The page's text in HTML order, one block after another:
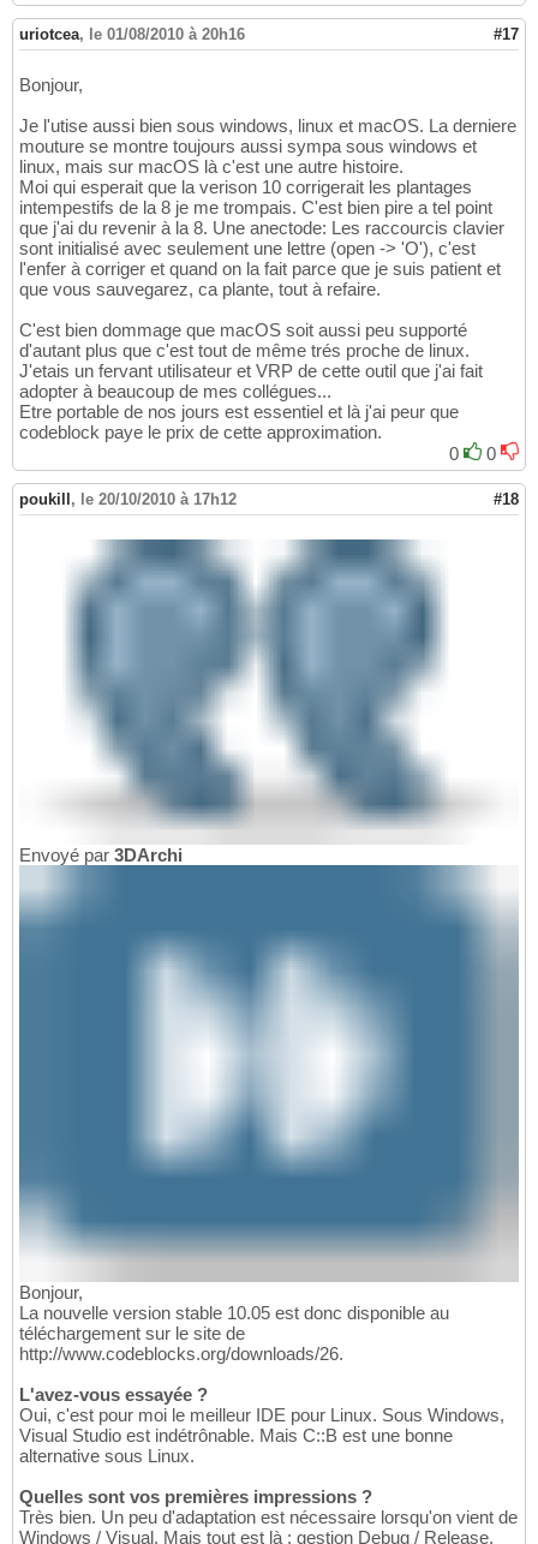
uriotcea, le 01/08/2010 à 20h16 #17
Bonjour,
Je l'utise aussi bien sous windows, linux et macOS. La derniere
mouture se montre toujours aussi sympa sous windows et
linux, mais sur macOS là c'est une autre histoire.
Moi qui esperait que la verison 10 corrigerait les plantages
intempestifs de la 8 je me trompais. C'est bien pire a tel point
que j'ai du revenir à la 8. Une anectode: Les raccourcis clavier
sont initialisé avec seulement une lettre (open -> 'O'), c'est
l'enfer à corriger et quand on la fait parce que je suis patient et
que vous sauvegarez, ca plante, tout à refaire.
C'est bien dommage que macOS soit aussi peu supporté
d'autant plus que c'est tout de même trés proche de linux.
J'etais un fervant utilisateur et VRP de cette outil que j'ai fait
adopter à beaucoup de mes collégues...
Etre portable de nos jours est essentiel et là j'ai peur que
codeblock paye le prix de cette approximation.
0
0
poukill , le 20/10/2010 à 17h12 #18
Envoyé par 3DArchi
Bonjour,
La nouvelle version stable 10.05 est donc disponible au
téléchargement sur le site de
http://www.codeblocks.org/downloads/26.
L'avez-vous essayée ?
Oui, c'est pour moi le meilleur IDE pour Linux. Sous Windows,
Visual Studio est indétrônable. Mais C::B est une bonne
alternative sous Linux.
Quelles sont vos premières impressions ?
Très bien. Un peu d'adaptation est nécessaire lorsqu'on vient de
Windows / Visual. Mais tout est là : gestion Debug / Release.